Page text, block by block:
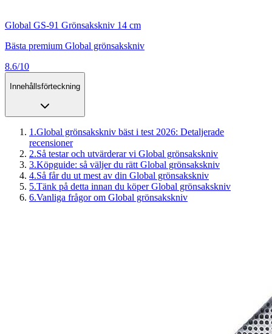
Global GS-91 Grönsakskniv 14 cm
Bästa premium Global grönsakskniv
8.6/10
Innehållsförteckning
1 .Global grönsakskniv bäst i test 2026: Detaljerade
recensioner
2.Så testar och utvärderar vi Global grönsakskniv
3.Köpguide: så väljer du rätt Global grönsakskniv
4.Så får du ut mest av din Global grönsakskniv
5.Tänk på detta innan du köper Global grönsakskniv
6.Vanliga frågor om Global grönsakskniv